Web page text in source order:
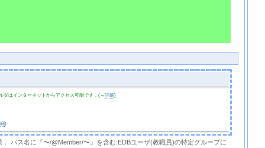
ダはインターネットからアクセス可能です．(→詳細)
)
パス名に『〜/@Member/〜』を含む:EDBユーザ(教職員)の特定グループに